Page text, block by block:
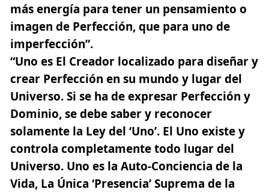
más energía para tener un pensamiento o
imagen de Perfección, que para uno de
imperfección”.
“Uno es El Creador localizado para diseñar y
crear Perfección en su mundo y lugar del
Universo. Si se ha de expresar Perfección y
Dominio, se debe saber y reconocer
solamente la Ley del ‘Uno’. El Uno existe y
controla completamente todo lugar del
Universo. Uno es la Auto-Conciencia de la
Vida, La Única ‘Presencia’ Suprema de la